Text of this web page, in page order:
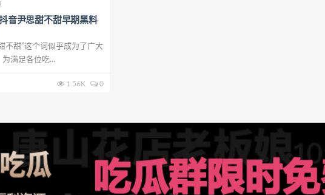
音尹思甜不甜早期黑料
不甜”这个词似乎成为了广大
满足各位吃...
1.56K 0